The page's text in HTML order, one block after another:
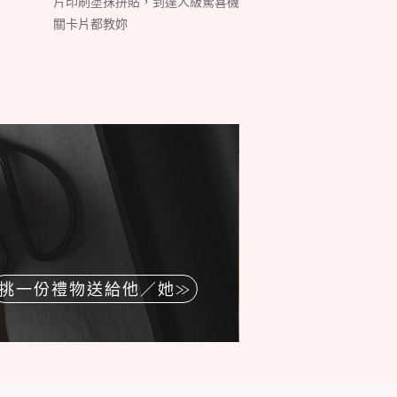
關卡片都教妳
一份禮物送給他／她